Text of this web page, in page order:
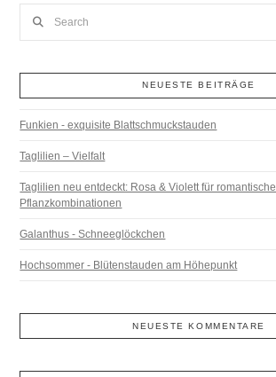
NEUESTE BEITRÄGE
Funkien - exquisite Blattschmuckstauden
Taglilien – Vielfalt
Taglilien neu entdeckt: Rosa & Violett für romantische
Pflanzkombinationen
Galanthus - Schneeglöckchen
Hochsommer - Blütenstauden am Höhepunkt
NEUESTE KOMMENTARE